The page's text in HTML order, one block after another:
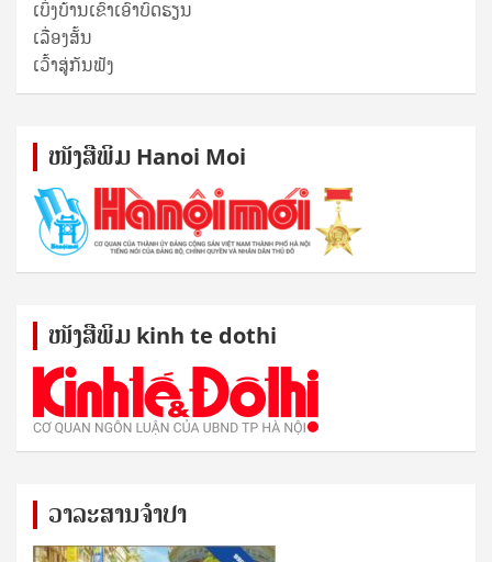
ເບິ່ງບ້ານເຂົາເອົາບົດຮຽນ
ເລື່ອງສັ້ນ
ເວົ້າສູ່ກັນຟັງ
ໜັງ​ສື​ພິມ Hanoi Moi
ໜັງ​ສື​ພິມ kinh te dothi
ວາລະສານຈຳປາ